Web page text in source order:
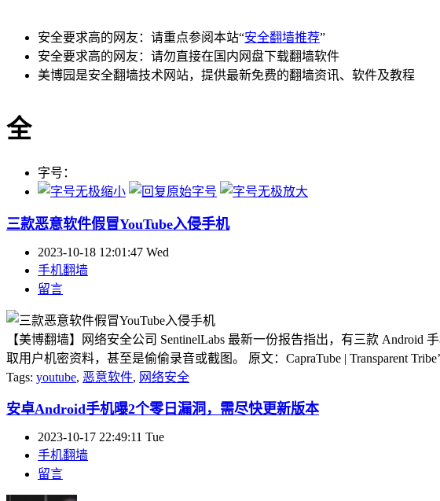
安全要求高的网友：请重点参阅本站“安全翻墙推荐”
安全要求高的网友：请勿直接在国内网盘下载翻墙软件
美博园是安全翻墙技术网站，提供最新免费的翻墙资讯、软件及教程
全
字号：
三款恶意软件假冒YouTube入侵手机
2023-10-18 12:01:47 Wed
手机翻墙
留言
【美博翻墙】网络安全公司 SentinelLabs 最新一份报告指出，有三款 Android
取用户机密资料，甚至是偷偷录音或截图。 原文：CapraTube | Transparent
Tags: youtube, 恶意软件, 网络安全
安卓Android手机曝2个零日漏洞，需尽快更新版本
2023-10-17 22:49:11 Tue
手机翻墙
留言